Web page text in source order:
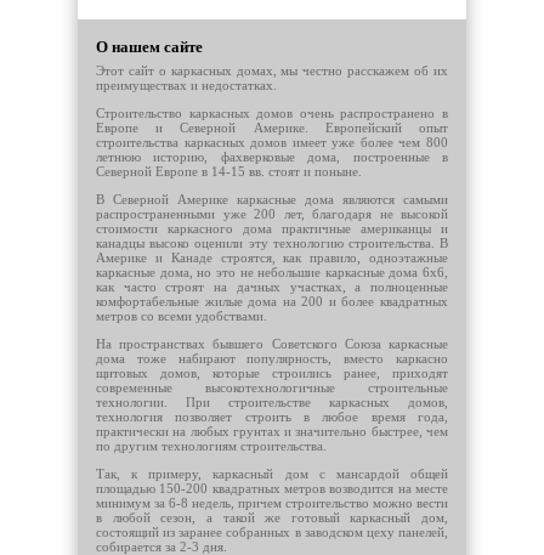
О нашем сайте
Этот сайт о каркасных домах, мы честно расскажем об их
преимуществах и недостатках.
Строительство каркасных домов очень распространено в
Европе и Северной Америке. Европейский опыт
строительства каркасных домов имеет уже более чем 800
летнюю историю, фахверковые дома, построенные в
Северной Европе в 14-15 вв. стоят и поныне.
В Северной Америке каркасные дома являются самыми
распространенными уже 200 лет, благодаря не высокой
стоимости каркасного дома практичные американцы и
канадцы высоко оценили эту технологию строительства. В
Америке и Канаде строятся, как правило, одноэтажные
каркасные дома, но это не небольшие каркасные дома 6х6,
как часто строят на дачных участках, а полноценные
комфортабельные жилые дома на 200 и более квадратных
метров со всеми удобствами.
На пространствах бывшего Советского Союза каркасные
дома тоже набирают популярность, вместо каркасно
щитовых домов, которые строились ранее, приходят
современные высокотехнологичные строительные
технологии. При строительстве каркасных домов,
технология позволяет строить в любое время года,
практически на любых грунтах и значительно быстрее, чем
по другим технологиям строительства.
Так, к примеру, каркасный дом с мансардой общей
площадью 150-200 квадратных метров возводится на месте
минимум за 6-8 недель, причем строительство можно вести
в любой сезон, а такой же готовый каркасный дом,
состоящий из заранее собранных в заводском цеху панелей,
собирается за 2-3 дня.